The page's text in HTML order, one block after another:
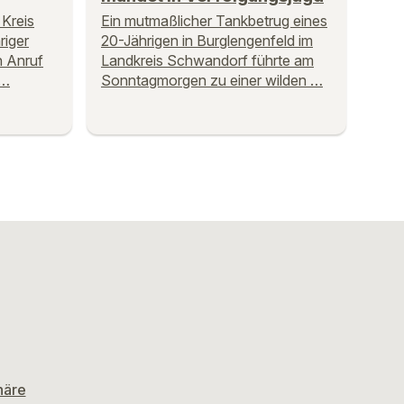
Anruf
Ein mutmaßlicher Tankbetrug eines
20-Jährigen in Burglengenfeld im
Landkreis Schwandorf führte am
Sonntagmorgen zu einer wilden …